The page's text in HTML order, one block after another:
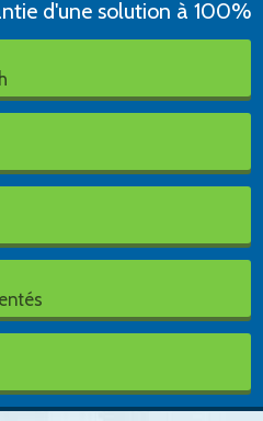
d'une solution à 100%